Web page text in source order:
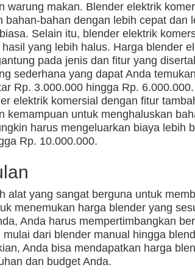
warung makan. Blender elektrik
bahan-bahan dengan lebih cepat dan
Selain itu, blender elektrik
yang lebih halus. Harga blender
pada jenis dan fitur yang
sederhana yang dapat Anda
Rp. 3.000.000 hingga Rp.
elektrik komersial dengan fitur
kemampuan untuk menghaluskan
harus mengeluarkan biaya lebih
Rp. 10.000.000.
alat yang sangat berguna untuk
menemukan harga blender yang
Anda harus mempertimbangkan
dari blender manual hingga
Anda bisa mendapatkan harga
dan budget Anda.